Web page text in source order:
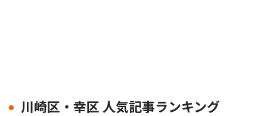
川崎区・幸区 人気記事ランキング